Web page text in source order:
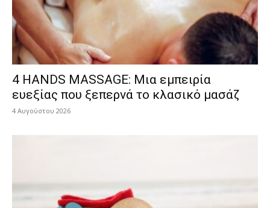
4 HANDS MASSAGE: Μια εμπειρία
ευεξίας που ξεπερνά το κλασικό μασάζ
4 Αυγούστου 2026